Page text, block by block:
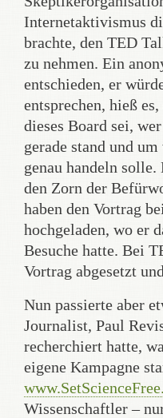
Internetaktivismus
brachte, den TED
zu nehmen. Ein
entschieden, er
entsprechen, hieß
dieses Board sei,
gerade stand und
genau handeln
den Zorn der
haben den Vortrag
hochgeladen, wo er
Besuche hatte. Bei
Vortrag abgesetzt
Nun passierte aber
Journalist, Paul
recherchiert hatte,
eigene Kampagne
Wissenschaftler –